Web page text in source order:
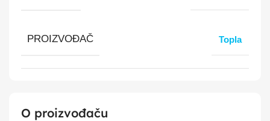
PROIZVOĐAČ Topla
O proizvođaču